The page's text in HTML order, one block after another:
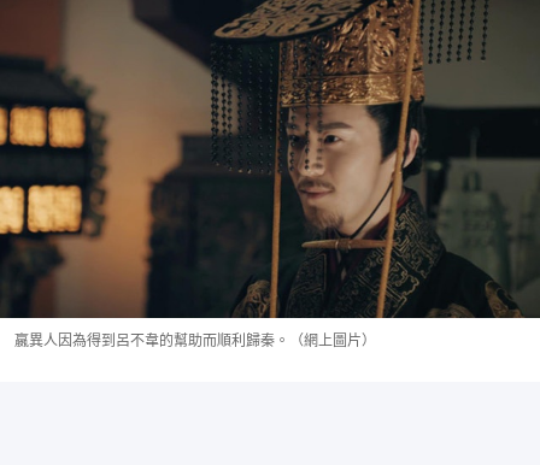
嬴異人因為得到呂不韋的幫助而順利歸秦。（網上圖片）